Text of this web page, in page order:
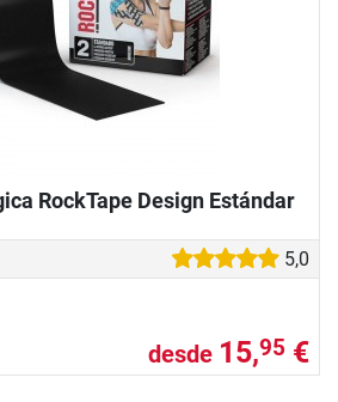
RockTape Design Estándar
5,0
desde 15,95 €